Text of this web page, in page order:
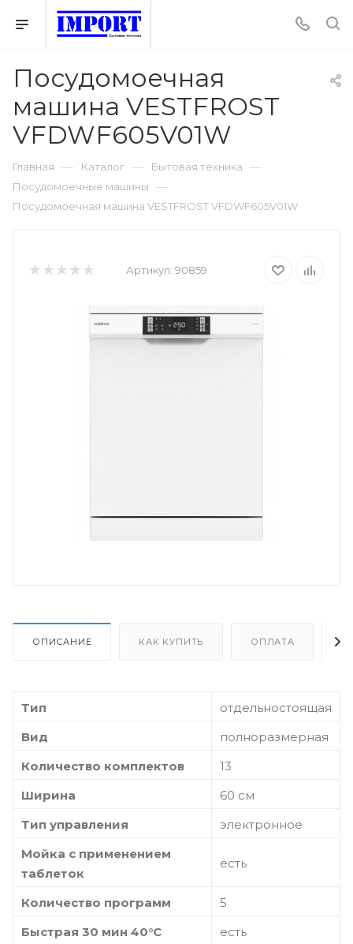
Посудомоечная
машина VESTFROST
VFDWF605V01W
Главная — Каталог — Бытовая техника —
Посудомоечные машины —
Посудомоечная машина VESTFROST VFDWF605V01W
Артикул: 90859
ОПИСАНИЕ КАК КУПИТЬ ОПЛАТА
Тип
отдельностоящая
Вид
полноразмерная
Количество комплектов
13
Ширина
60 см
Тип управления
электронное
Мойка с применением
таблеток
есть
Количество программ
5
Быстрая 30 мин 40°C
есть